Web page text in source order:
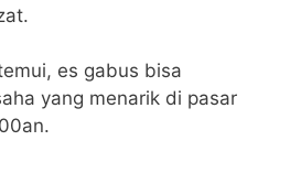
es gabus bisa
yang menarik di pasar